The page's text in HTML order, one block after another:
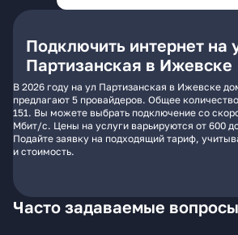
Подключить интернет на
Партизанская в Ижевске
В 2026 году на ул Партизанская в Ижевске
предлагают 5 провайдеров. Общее
151. Вы можете выбрать подключение со
Мбит/с. Цены на услуги варьируются от 600
Подайте заявку на подходящий тариф,
и стоимость.
Часто задаваемые вопросы